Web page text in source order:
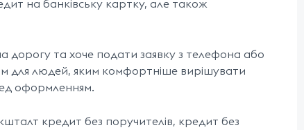
на банківську картку, але також
та хоче подати заявку з телефона або
для людей, яким комфортніше вирішувати
оформленням.
кредит без поручителів, кредит без